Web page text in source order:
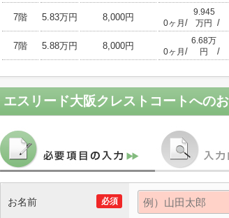
7階 5.83万円 8,000円
0ヶ月 /
9.945
万円
/
7階 5.88万円 8,000円
0ヶ月 /
6.68万
円
/
エスリード大阪クレストコートへの
必須
お名前